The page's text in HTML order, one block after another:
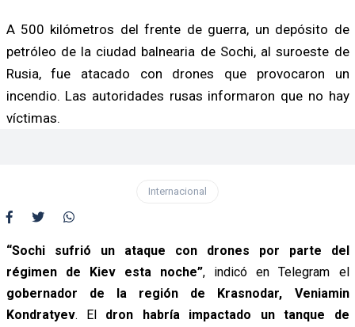
A 500 kilómetros del frente de guerra, un depósito de
petróleo de la ciudad balnearia de Sochi, al suroeste de
Rusia, fue atacado con drones que provocaron un
incendio. Las autoridades rusas informaron que no hay
víctimas.
Internacional
“Sochi sufrió un ataque con drones por parte del
régimen de Kiev esta noche”, indicó en Telegram el
gobernador de la región de Krasnodar, Veniamin
Kondratyev. El dron habría impactado un tanque de